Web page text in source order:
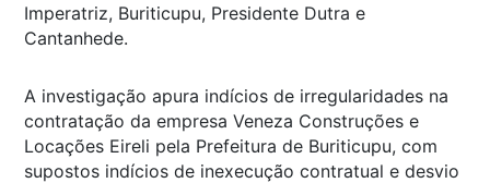
Imperatriz, Buriticupu, Presidente Dutra e
Cantanhede.
A investigação apura indícios de irregularidades na
contratação da empresa Veneza Construções e
Locações Eireli pela Prefeitura de Buriticupu, com
supostos indícios de inexecução contratual e desvio